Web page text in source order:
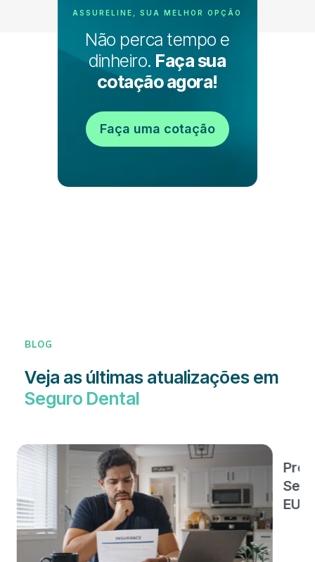
ASSURELINE, SUA MELHOR OPÇÃO
Não perca tempo e
dinheiro. Faça sua
cotação agora!
Faça uma cotação
BLOG
Veja as últimas atualizações em
Seguro Dental
EUA